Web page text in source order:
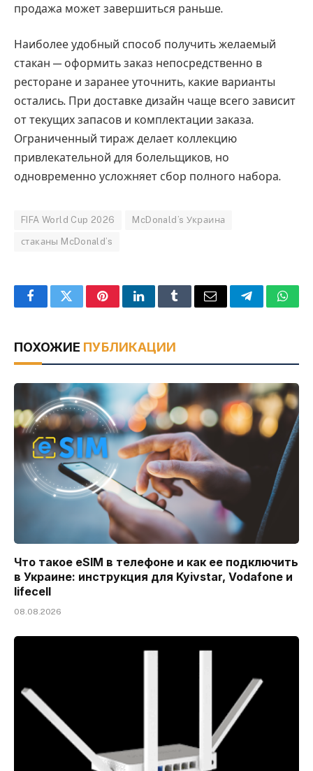
продажа может завершиться раньше.
Наиболее удобный способ получить желаемый
стакан — оформить заказ непосредственно в
ресторане и заранее уточнить, какие варианты
остались. При доставке дизайн чаще всего зависит
от текущих запасов и комплектации заказа.
Ограниченный тираж делает коллекцию
привлекательной для болельщиков, но
одновременно усложняет сбор полного набора.
FIFA World Cup 2026 McDonald’s Украина
стаканы McDonald’s
FacebookTwitterPinterestLinkedInTumblrEmail Telegram
ПОХОЖИЕ ПУБЛИКАЦИИ
Что такое eSIM в телефоне и как ее подключить
в Украине: инструкция для Kyivstar, Vodafone и
lifecell
08.08.2026